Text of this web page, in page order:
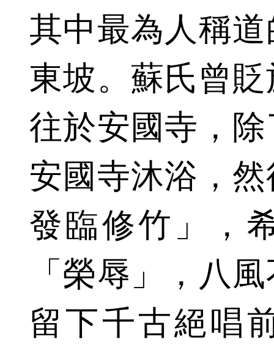
其中最為人稱
東坡。蘇氏曾
往於安國寺，
安國寺沐浴，
發臨修竹」，
「榮辱」，八
留下千古絕唱